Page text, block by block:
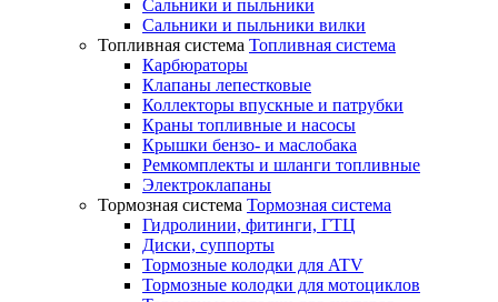
Сальники и пыльники
Сальники и пыльники вилки
Топливная система Топливная система
Карбюраторы
Клапаны лепестковые
Коллекторы впускные и патрубки
Краны топливные и насосы
Крышки бензо- и маслобака
Ремкомплекты и шланги топливные
Электроклапаны
Тормозная система Тормозная система
Гидролинии, фитинги, ГТЦ
Диски, суппорты
Тормозные колодки для ATV
Тормозные колодки для мотоциклов